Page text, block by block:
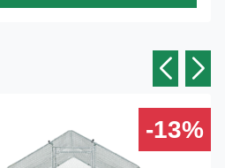
-13%